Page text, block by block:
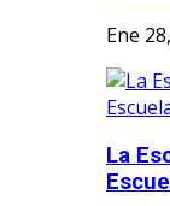
Ene
La